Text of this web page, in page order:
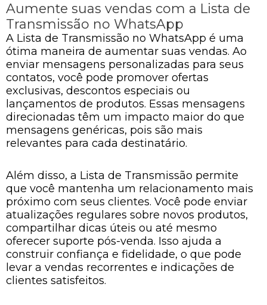
Aumente suas vendas com a Lista de
Transmissão no WhatsApp
A Lista de Transmissão no WhatsApp é uma
ótima maneira de aumentar suas vendas. Ao
enviar mensagens personalizadas para seus
contatos, você pode promover ofertas
exclusivas, descontos especiais ou
lançamentos de produtos. Essas mensagens
direcionadas têm um impacto maior do que
mensagens genéricas, pois são mais
relevantes para cada destinatário.
Além disso, a Lista de Transmissão permite
que você mantenha um relacionamento mais
próximo com seus clientes. Você pode enviar
atualizações regulares sobre novos produtos,
compartilhar dicas úteis ou até mesmo
oferecer suporte pós-venda. Isso ajuda a
construir confiança e fidelidade, o que pode
levar a vendas recorrentes e indicações de
clientes satisfeitos.